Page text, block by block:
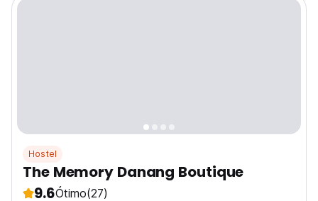
Hostel
The Memory Danang Boutique
9.6Ótimo(27)